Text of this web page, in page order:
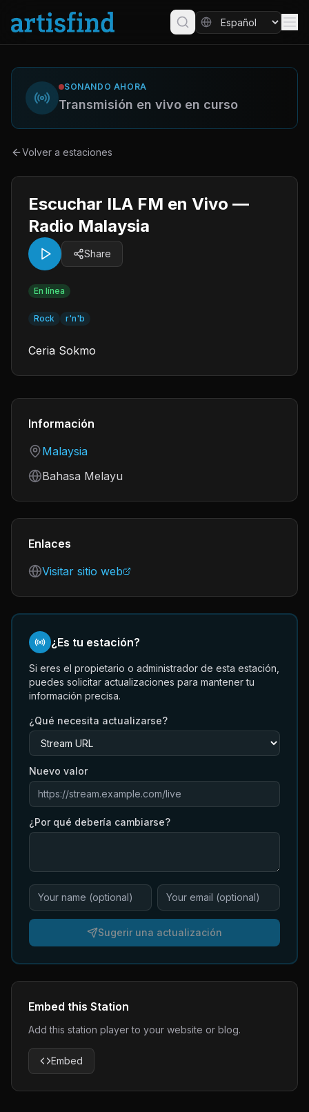
SONANDO AHORA
Transmisión en vivo en curso
Volver a estaciones
Escuchar ILA FM en Vivo —
Radio Malaysia
Share
En línea
Rock r'n'b
Ceria Sokmo
Información
Country
Malaysia
Language
Bahasa Melayu
Enlaces
Visitar sitio web
¿Es tu estación?
Si eres el propietario o administrador de esta estación,
puedes solicitar actualizaciones para mantener tu
información precisa.
¿Qué necesita actualizarse?
Nuevo valor
¿Por qué debería cambiarse?
Sugerir una actualización
Embed this Station
Add this station player to your website or blog.
Embed